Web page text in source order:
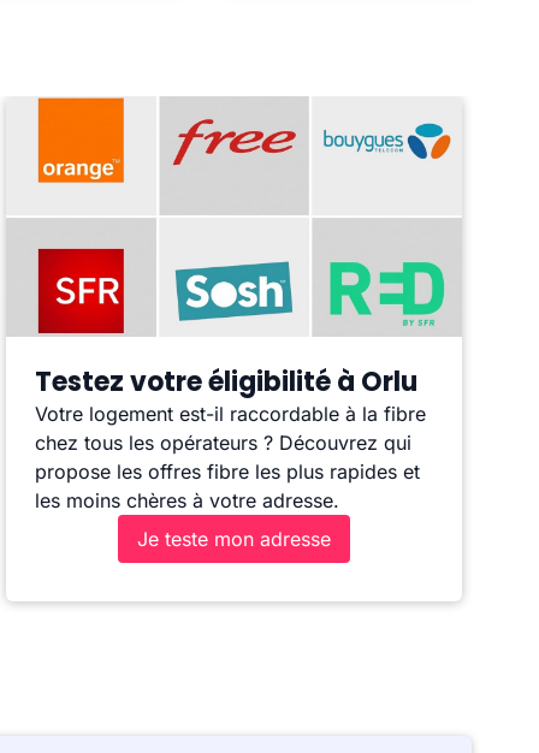
Testez votre éligibilité à Orlu
Votre logement est-il raccordable à la fibre
chez tous les opérateurs ? Découvrez qui
propose les offres fibre les plus rapides et
les moins chères à votre adresse.
Je teste mon adresse